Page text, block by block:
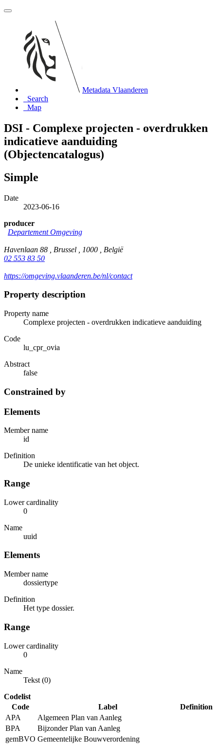
Metadata Vlaanderen
Search
Map
DSI - Complexe projecten - overdrukken
indicatieve aanduiding
(Objectencatalogus)
Simple
Date
2023-06-16
producer
Departement Omgeving
Havenlaan 88 , Brussel , 1000 , België
02 553 83 50
https://omgeving.vlaanderen.be/nl/contact
Property description
Property name
Complexe projecten - overdrukken indicatieve aanduiding
Code
lu_cpr_ovia
Abstract
false
Constrained by
Elements
Member name
id
Definition
De unieke identificatie van het object.
Range
Lower cardinality
0
Name
uuid
Elements
Member name
dossiertype
Definition
Het type dossier.
Range
Lower cardinality
0
Name
Tekst (0)
Codelist
Code
Label
Definition
APA
Algemeen Plan van Aanleg
BPA
Bijzonder Plan van Aanleg
gemBVO Gemeentelijke Bouwverordening